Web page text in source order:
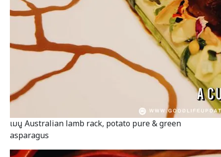
เมนู Australian lamb rack, potato pure & green
asparagus